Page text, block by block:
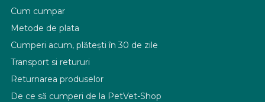
Cum cumpar
Metode de plata
Cumperi acum, plătești în 30 de zile
Transport si retururi
Returnarea produselor
De ce să cumperi de la PetVet-Shop